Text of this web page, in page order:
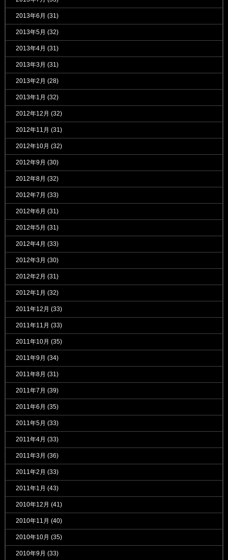
2013年6月 (31)
2013年5月 (32)
2013年4月 (31)
2013年3月 (31)
2013年2月 (28)
2013年1月 (32)
2012年12月 (32)
2012年11月 (31)
2012年10月 (32)
2012年9月 (30)
2012年8月 (32)
2012年7月 (33)
2012年6月 (31)
2012年5月 (31)
2012年4月 (33)
2012年3月 (30)
2012年2月 (31)
2012年1月 (32)
2011年12月 (33)
2011年11月 (33)
2011年10月 (35)
2011年9月 (34)
2011年8月 (31)
2011年7月 (39)
2011年6月 (35)
2011年5月 (33)
2011年4月 (33)
2011年3月 (36)
2011年2月 (33)
2011年1月 (43)
2010年12月 (41)
2010年11月 (40)
2010年10月 (35)
2010年9月 (33)